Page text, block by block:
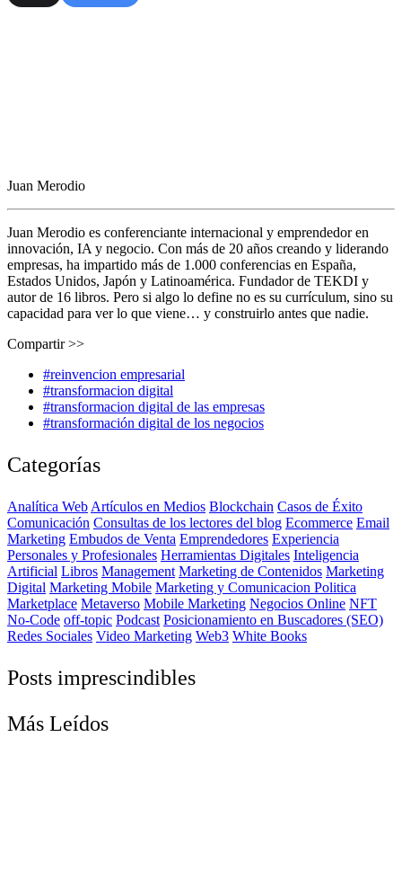
Juan Merodio
Juan Merodio es conferenciante internacional y emprendedor en
innovación, IA y negocio. Con más de 20 años creando y liderando
empresas, ha impartido más de 1.000 conferencias en España,
Estados Unidos, Japón y Latinoamérica. Fundador de TEKDI y
autor de 16 libros. Pero si algo lo define no es su currículum, sino su
capacidad para ver lo que viene… y construirlo antes que nadie.
Compartir >>
#reinvencion empresarial
#transformacion digital
#transformacion digital de las empresas
#transformación digital de los negocios
Categorías
Analítica Web Artículos en Medios Blockchain Casos de Éxito
Comunicación Consultas de los lectores del blog Ecommerce Email
Marketing Embudos de Venta Emprendedores Experiencia
Personales y Profesionales Herramientas Digitales Inteligencia
Artificial Libros Management Marketing de Contenidos Marketing
Digital Marketing Mobile Marketing y Comunicacion Politica
Marketplace Metaverso Mobile Marketing Negocios Online NFT
No-Code off-topic Podcast Posicionamiento en Buscadores (SEO)
Redes Sociales Video Marketing Web3 White Books
Posts imprescindibles
Más Leídos